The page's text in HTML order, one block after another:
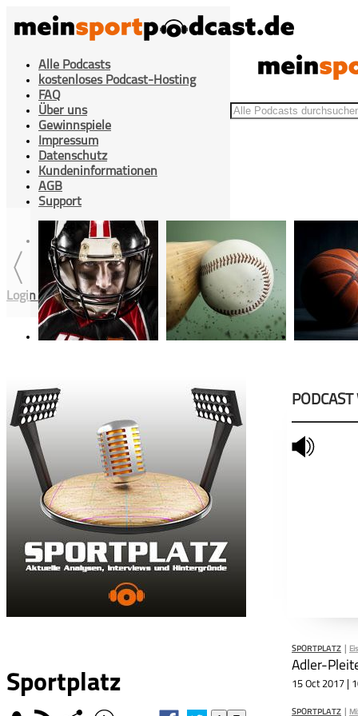
Alle Podcasts
kostenloses Podcast-Hosting
FAQ
Über uns
Gewinnspiele
Impressum
Datenschutz
Kundeninformationen
AGB
Support
Cookies Einstellung
Login / Registrieren
Home >Eishockey> Adler-Pleite trotz NHL-Power
Sportplatz
mute
SPORTPLATZ
Adler-
15 Oct 2017 |
SPORTPLATZ